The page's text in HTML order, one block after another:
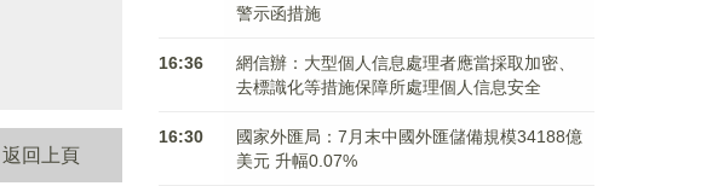
返回上頁
警示函措施
16:36
網信辦：大型個人信息處理者應當採取加密、
去標識化等措施保障所處理個人信息安全
16:30
國家外匯局：7月末中國外匯儲備規模34188億
美元 升幅0.07%